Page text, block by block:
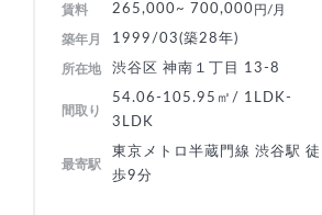
賃料 265,000~ 700,000 円/月
築年月 1999/03(築28年)
所在地 渋谷区 神南１丁目 13-8
間取り
54.06-105.95㎡/ 1LDK-
3LDK
最寄駅
東京メトロ半蔵門線 渋谷駅 徒
歩9分